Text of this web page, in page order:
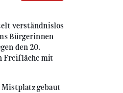
verständnislos
Bürgerinnen
den 20.
Freifläche mit
Mistplatz gebaut